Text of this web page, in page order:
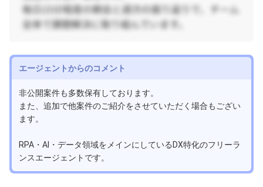
エージェントからのコメント
非公開案件も多数保有しております。
また、追加で他案件のご紹介をさせていただく場合もござい
ます。
RPA・AI・データ領域をメインにしているDX特化のフリーラ
ンスエージェントです。